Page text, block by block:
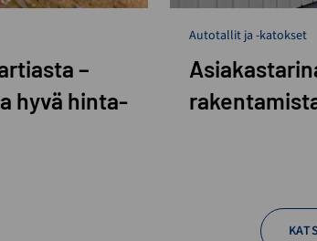
–
hyvä hinta-
Autotallit ja -katokset